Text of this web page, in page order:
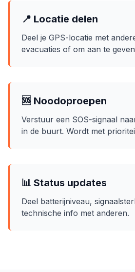
📍 Locatie delen
Deel je GPS-locatie met
evacuaties of om aan te
🆘 Noodoproepen
Verstuur een SOS-signaal
in de buurt. Wordt met
📊 Status updates
Deel batterijniveau,
technische info met anderen.